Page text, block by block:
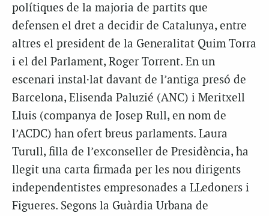
polítiques de la majoria de partits que
defensen el dret a decidir de Catalunya, entre
altres el president de la Generalitat Quim Torra
i el del Parlament, Roger Torrent. En un
escenari instal·lat davant de l’antiga presó de
Barcelona, Elisenda Paluzié (ANC) i Meritxell
Lluis (companya de Josep Rull, en nom de
l’ACDC) han ofert breus parlaments. Laura
Turull, filla de l’exconseller de Presidència, ha
llegit una carta firmada per les nou dirigents
independentistes empresonades a LLedoners i
Figueres. Segons la Guàrdia Urbana de